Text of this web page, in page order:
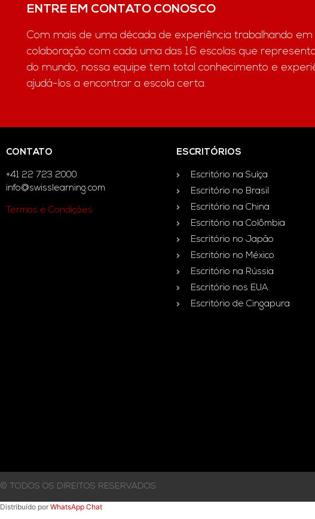
ENTRE EM CONTATO CONOSCO
Com mais de uma década de experiência trabalhando
colaboração com cada uma das 16 escolas que
do mundo, nossa equipe tem total conhecimento e
ajudá-los a encontrar a escola certa.
CONTATO
+41 22 723 2000
info@swisslearning.com
Termos e Condições
ESCRITÓRIOS
Escritório na Suíça
Escritório no Brasil
Escritório na China
Escritório na Colômbia
Escritório no Japão
Escritório no México
Escritório na Rússia
Escritório nos EUA
Escritório de Cingapura
© TODOS OS DIREITOS RESERVADOS
Distribuído por WhatsApp Chat